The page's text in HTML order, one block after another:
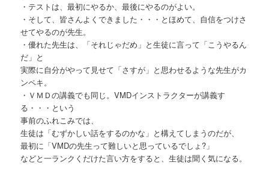
・テストは、最初にやるか、最後にやるのがよい。
・そして、皆さんよくできました・・・とほめて、自信をつけさ
せてやるのが先生。
・優れた先生は、「それじゃだめ」と生徒に言って「こうやるん
だ」と
実際に自分がやって見せて「さすが」と思わせるような先生がカ
ンペキ。
・ＶＭＤの講義でも同じ。VMDインストラクターが講義す
る・・・という
事前のふれこみでは、
生徒は「むずかしい話をするのかな」と構えてしまうのだが、
最初に「VMDの先生って難しいと思っているでしょ?」
などと一ランクくだけた言い方をすると、生徒は聞く気になる。